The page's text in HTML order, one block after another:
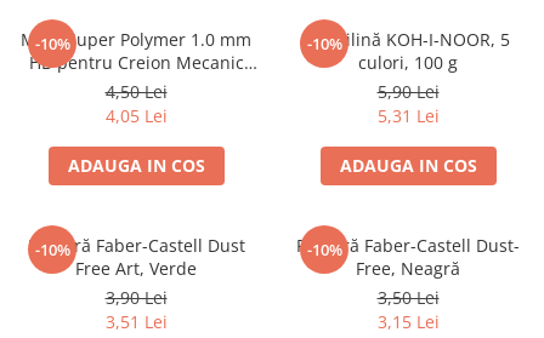
-10%
Mine Super Polymer 1.0 mm
HB pentru Creion Mecanic
Faber-Castell
4,50 Lei
4,05 Lei
ADAUGA IN COS
-10%
Plastilină KOH-I-NOOR, 5
culori, 100 g
5,90 Lei
5,31 Lei
ADAUGA IN COS
-10%
Radieră Faber-Castell Dust
Free Art, Verde
3,90 Lei
3,51 Lei
-10%
Radieră Faber-Castell Dust-
Free, Neagră
3,50 Lei
3,15 Lei